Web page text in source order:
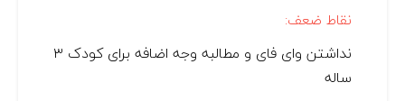
نقاط ضعف:
نداشتن وای فای و مطالبه‌ وجه‌ اضافه برای کودک ۳
ساله